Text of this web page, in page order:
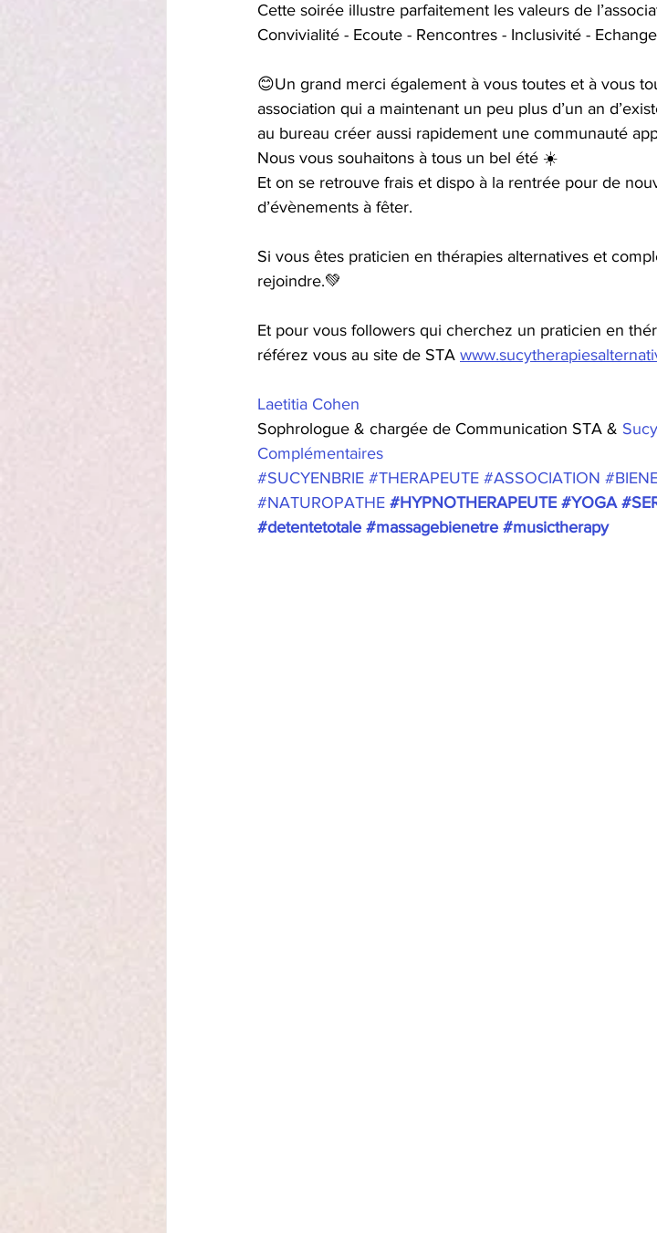
Cette soirée illustre parfaitement les valeurs de
Convivialité - Ecoute - Rencontres - Inclusivité -
😊Un grand merci également à vous toutes et à vous
association qui a maintenant un peu plus d’un an
au bureau créer aussi rapidement une communauté
Nous vous souhaitons à tous un bel été ☀️
Et on se retrouve frais et dispo à la rentrée pour de
d’évènements à fêter.
Si vous êtes praticien en thérapies alternatives et
rejoindre.💚
Et pour vous followers qui cherchez un praticien en
référez vous au site de STA
Laetitia Cohen
Sophrologue & chargée de Communication STA &
Complémentaires
#SUCYENBRIE #THERAPEUTE #ASSOCIATION
#NATUROPATHE #HYPNOTHERAPEUTE #YOGA
#detentetotale #massagebienetre #musictherapy